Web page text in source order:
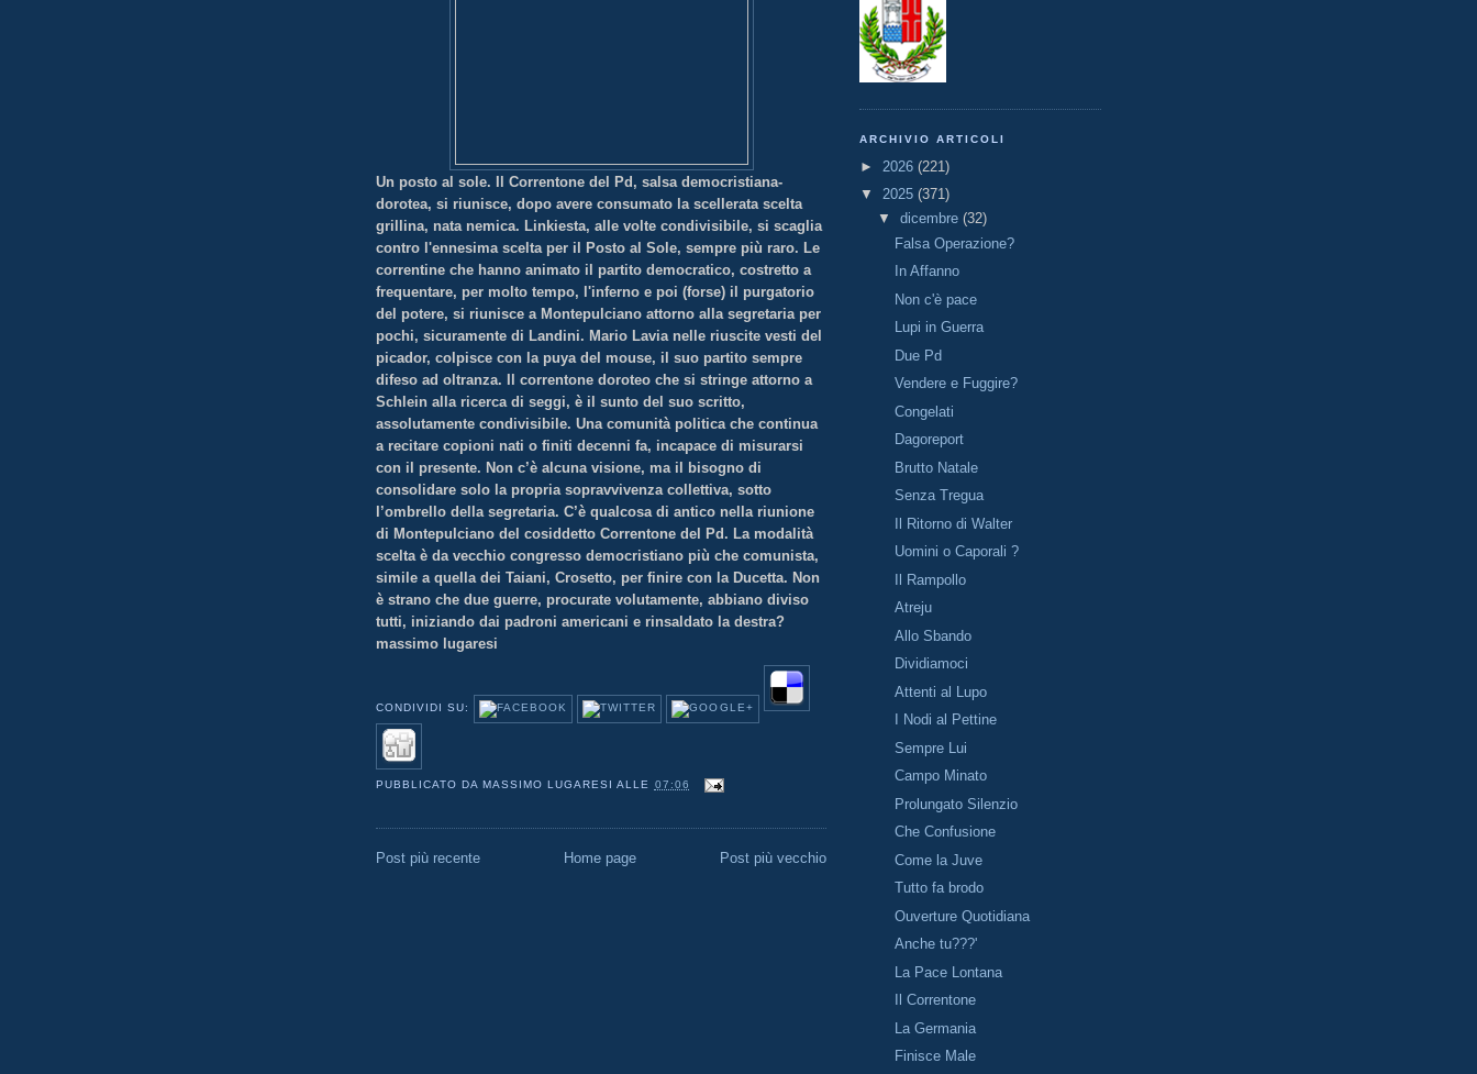
Un posto al sole. Il Correntone del Pd, salsa democristiana-
dorotea, si riunisce, dopo avere consumato la scellerata scelta
grillina, nata nemica. Linkiesta, alle volte condivisibile, si scaglia
contro l'ennesima scelta per il Posto al Sole, sempre più raro. Le
correntine che hanno animato il partito democratico, costretto a
frequentare, per molto tempo, l'inferno e poi (forse) il purgatorio
del potere, si riunisce a Montepulciano attorno alla segretaria per
pochi, sicuramente di Landini. Mario Lavia nelle riuscite vesti del
picador, colpisce con la puya del mouse, il suo partito sempre
difeso ad oltranza. Il correntone doroteo che si stringe attorno a
Schlein alla ricerca di seggi, è il sunto del suo scritto,
assolutamente condivisibile. Una comunità politica che continua
a recitare copioni nati o finiti decenni fa, incapace di misurarsi
con il presente. Non c’è alcuna visione, ma il bisogno di
consolidare solo la propria sopravvivenza collettiva, sotto
l’ombrello della segretaria. C’è qualcosa di antico nella riunione
di Montepulciano del cosiddetto Correntone del Pd. La modalità
scelta è da vecchio congresso democristiano più che comunista,
simile a quella dei Taiani, Crosetto, per finire con la Ducetta. Non
è strano che due guerre, procurate volutamente, abbiano diviso
tutti, iniziando dai padroni americani e rinsaldato la destra?
massimo lugaresi
CONDIVIDI SU:
PUBBLICATO DA MASSIMO LUGARESI ALLE 07:06
Post più recente Post più vecchio
Home page
ARCHIVIO ARTICOLI
► 2026 (221)
▼ 2025 (371)
▼ dicembre (32)
Falsa Operazione?
In Affanno
Non c'è pace
Lupi in Guerra
Due Pd
Vendere e Fuggire?
Congelati
Dagoreport
Brutto Natale
Senza Tregua
Il Ritorno di Walter
Uomini o Caporali ?
Il Rampollo
Atreju
Allo Sbando
Dividiamoci
Attenti al Lupo
I Nodi al Pettine
Sempre Lui
Campo Minato
Prolungato Silenzio
Che Confusione
Come la Juve
Tutto fa brodo
Ouverture Quotidiana
Anche tu???'
La Pace Lontana
Il Correntone
La Germania
Finisce Male